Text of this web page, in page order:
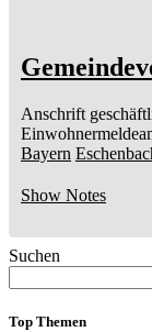
Anschrift
Bayern
Show Notes
Suchen
Top Themen